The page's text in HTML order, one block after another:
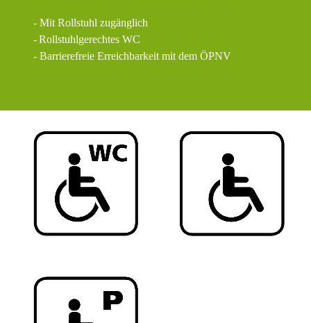
- Mit Rollstuhl zugänglich
-Rollstuhlgerechtes WC
- Barrierefreie Erreichbarkeit mit dem ÖPNV